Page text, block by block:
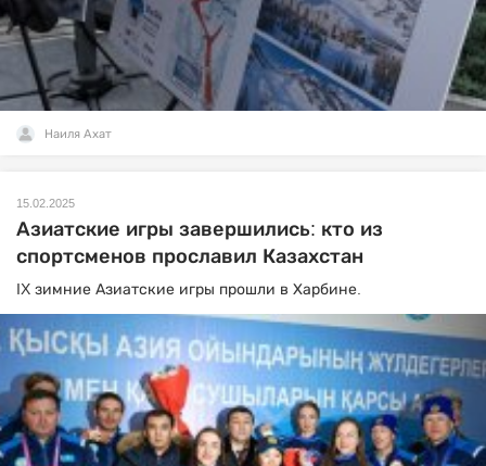
Наиля Ахат
15.02.2025
Азиатские игры завершились: кто из
спортсменов прославил Казахстан
IX зимние Азиатские игры прошли в Харбине.